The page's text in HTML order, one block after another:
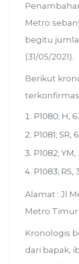
Metro
begitu
(31/05/2021).
Berikut
P1080; H,
P1081; SR,
P1082;
P1083;
Alamat : Jl
Metro Timur
Kronologis
dari bapak,